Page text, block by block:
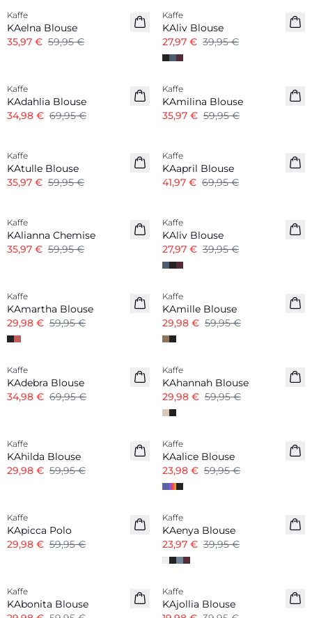
Kaffe
KAelna Blouse
35,97 € 59,95 €
Kaffe
KAliv Blouse
27,97 € 39,95 €
Kaffe
KAdahlia Blouse
34,98 € 69,95 €
-40%
Kaffe
KAmilina Blouse
35,97 € 59,95 €
Kaffe
KAtulle Blouse
35,97 € 59,95 €
Kaffe
KAapril Blouse
41,97 € 69,95 €
Kaffe
KAlianna Chemise
35,97 € 59,95 €
Kaffe
KAliv Blouse
27,97 € 39,95 €
Kaffe
KAmartha Blouse
29,98 € 59,95 €
-50%
Kaffe
KAmille Blouse
29,98 € 59,95 €
-50%
Kaffe
KAdebra Blouse
34,98 € 69,95 €
-50%
Kaffe
KAhannah Blouse
29,98 € 59,95 €
Kaffe
KAhilda Blouse
29,98 € 59,95 €
Kaffe
KAalice Blouse
23,98 € 59,95 €
Kaffe
KApicca Polo
29,98 € 59,95 €
-40%
Kaffe
KAenya Blouse
23,97 € 39,95 €
Kaffe
KAbonita Blouse
-50%
Kaffe
KAjollia Blouse